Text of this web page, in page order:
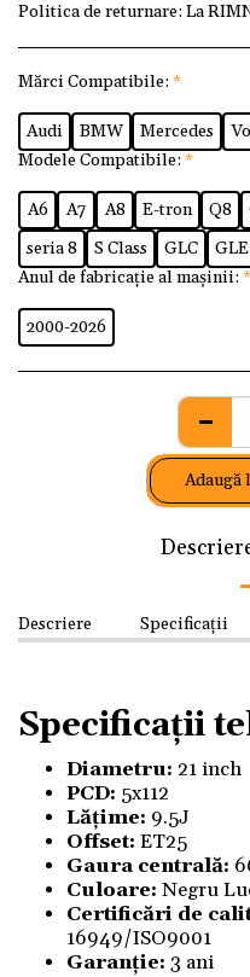
Politica de returnare: La
Mărci Compatibile: *
Audi BMW Mercedes
Modele Compatibile: *
A6 A7 A8 E-tron Q8
seria 8
S Class GLC GLE
Anul de fabricație al mașinii: *
2000-2026
Adaugă
Descriere Specificații
Specificații
Diametru: 21 inch
PCD: 5x112
Lățime: 9.5J
Offset: ET25
Gaura centrală:
Culoare: Negru
Certificări de
16949/ISO9001
Garanție: 3 ani